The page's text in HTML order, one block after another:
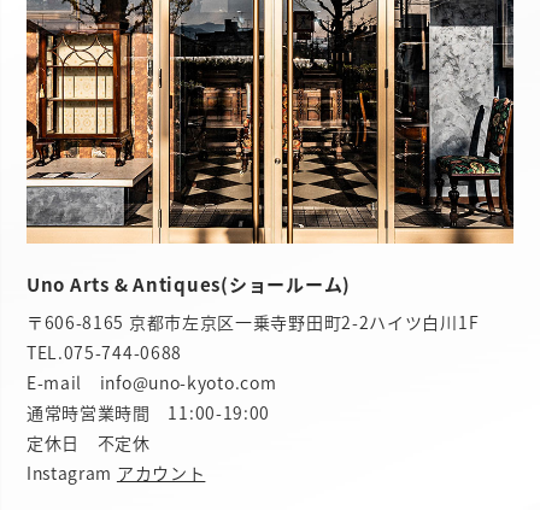
Uno Arts & Antiques(ショールーム)
〒606-8165 京都市左京区一乗寺野田町2-2ハイツ白川1F
TEL.075-744-0688
E-mail info@uno-kyoto.com
通常時営業時間 11:00-19:00
定休日 不定休
Instagram アカウント